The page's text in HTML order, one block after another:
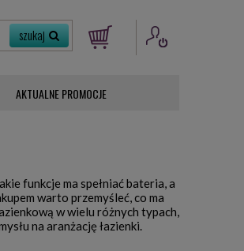
AKTUALNE PROMOCJE
funkcje ma spełniać bateria, a
warto przemyśleć, co ma
w wielu różnych typach,
na aranżację łazienki.